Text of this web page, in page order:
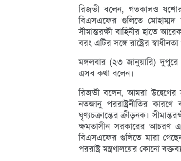
রিজভী বলেন, গতকালও যশোর
বিএসএফের গুলিতে মোহাম্মদ
সীমান্তরক্ষী বাহিনীর হাতে
বরং এটির সঙ্গে রাষ্ট্রের
মঙ্গলবার (২৩ জানুয়ারি) দুপুরে
এসব কথা বলেন।
রিজভী বলেন, আমরা উদ্বেগের
নতজানু পররাষ্ট্রনীতির
ঘৃণ্যচক্রান্তের ক্রীড়নক।
ক্ষমতাসীন সরকারের আচরণ
বিএসএফের গুলিতে মারা
পররাষ্ট্র মন্ত্রণালয়ের কোনো